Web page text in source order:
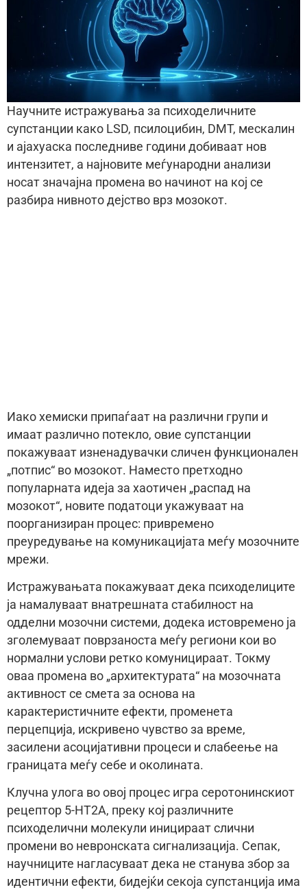
Научните истражувања за психоделичните
супстанции како LSD, псилоцибин, DMT, мескалин
и ајахуаска последниве години добиваат нов
интензитет, а најновите меѓународни анализи
носат значајна промена во начинот на кој се
разбира нивното дејство врз мозокот.
Иако хемиски припаѓаат на различни групи и
имаат различно потекло, овие супстанции
покажуваат изненадувачки сличен функционален
„потпис“ во мозокот. Наместо претходно
популарната идеја за хаотичен „распад на
мозокот“, новите податоци укажуваат на
поорганизиран процес: привремено
преуредување на комуникацијата меѓу мозочните
мрежи.
Истражувањата покажуваат дека психоделиците
ја намалуваат внатрешната стабилност на
одделни мозочни системи, додека истовремено ја
зголемуваат поврзаноста меѓу региони кои во
нормални услови ретко комуницираат. Токму
оваа промена во „архитектурата“ на мозочната
активност се смета за основа на
карактеристичните ефекти, променета
перцепција, искривено чувство за време,
засилени асоцијативни процеси и слабеење на
границата меѓу себе и околината.
Клучна улога во овој процес игра серотонинскиот
рецептор 5-HT2A, преку кој различните
психоделични молекули иницираат слични
промени во невронската сигнализација. Сепак,
научниците нагласуваат дека не станува збор за
идентични ефекти, бидејќи секоја супстанција има